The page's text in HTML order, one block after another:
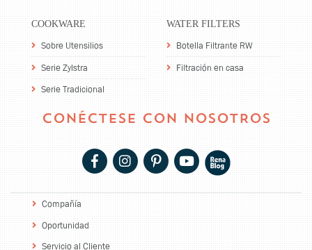
COOKWARE
Sobre Utensilios
Serie Zylstra
Serie Tradicional
WATER FILTERS
Botella Filtrante RW
Filtración en casa
CONÉCTESE CON NOSOTROS
Compañía
Oportunidad
Servicio al Cliente